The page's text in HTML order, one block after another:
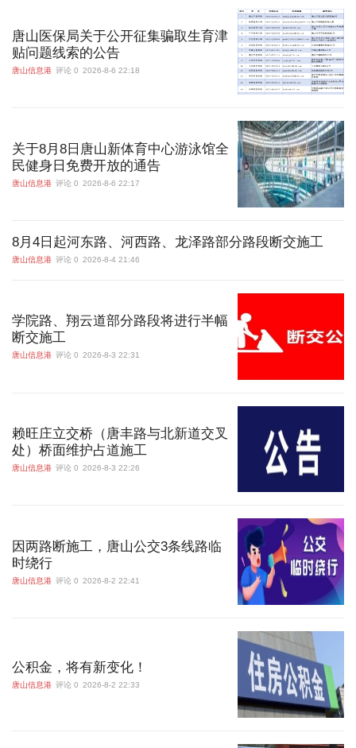
唐山医保局关于公开征集骗取生育津
贴问题线索的公告
唐山信息港 评论 0 2026-8-6 22:18
关于8月8日唐山新体育中心游泳馆全
民健身日免费开放的通告
唐山信息港 评论 0 2026-8-6 22:17
8月4日起河东路、河西路、龙泽路部分路段断交施工
唐山信息港 评论 0 2026-8-4 21:46
学院路、翔云道部分路段将进行半幅
断交施工
唐山信息港 评论 0 2026-8-3 22:31
赖旺庄立交桥（唐丰路与北新道交叉
处）桥面维护占道施工
唐山信息港 评论 0 2026-8-3 22:26
因两路断施工，唐山公交3条线路临
时绕行
唐山信息港 评论 0 2026-8-2 22:41
公积金，将有新变化！
唐山信息港 评论 0 2026-8-2 22:33